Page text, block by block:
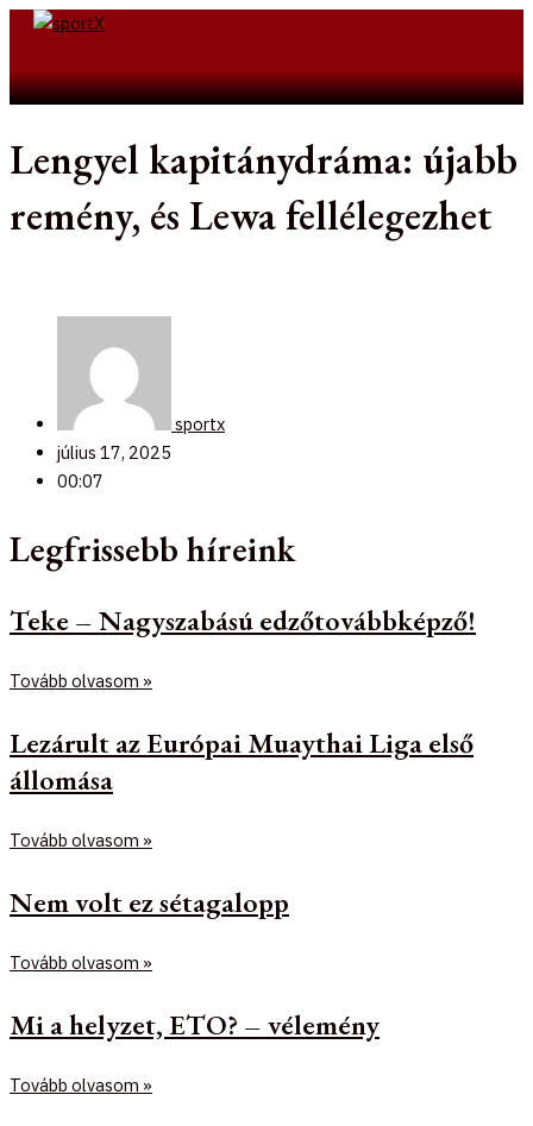
Skip
Lengyel kapitánydráma: újabb
remény, és Lewa fellélegezhet
sportx
július 17, 2025
00:07
Legfrissebb híreink
Teke – Nagyszabású edzőtovábbképző!
Tovább olvasom »
Lezárult az Európai Muaythai Liga első
állomása
Tovább olvasom »
Nem volt ez sétagalopp
Tovább olvasom »
Mi a helyzet, ETO? – vélemény
Tovább olvasom »